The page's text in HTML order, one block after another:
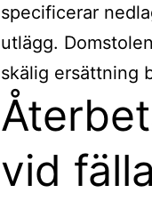
specificerar
utlägg.
skälig ersättning
vid